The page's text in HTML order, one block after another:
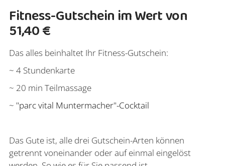
Fitness-Gutschein im Wert von
51,40 €
Das alles beinhaltet Ihr Fitness-Gutschein:
~ 4 Stundenkarte
~ 20 min Teilmassage
~ "parc vital Muntermacher"-Cocktail
Das Gute ist, alle drei Gutschein-Arten können
getrennt voneinander oder auf einmal eingelöst